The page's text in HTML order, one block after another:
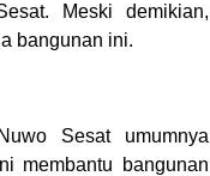
Meski demikian,
bangunan ini.
Sesat umumnya
membantu bangunan